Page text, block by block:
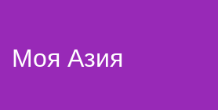
Моя Азия